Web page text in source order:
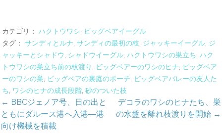
カテゴリ： ハクトウワシ
ビッグベアイーグル
タグ： サンディとルナ サンディの最初の枝 ジャッキーイーグル ジ
ャッキーとシャドウ
シャドウイーグル ハクトウワシの巣立ち ハク
トウワシの巣立ち前の枝渡り
ビッグベアーのワシのヒナ
ビッグベア
ーのワシの巣
ビッグベアの裏庭のポーチ
ビッグベアバレーの友人た
ち
ワシのヒナの成長段階 砂のついた枝
← BBCジェノア号、日の出と
ともにダルース港へ入港―港
向け機械を積載
デコラのワシのヒナたち、巣
の水盤を離れ枝渡りを開始 →